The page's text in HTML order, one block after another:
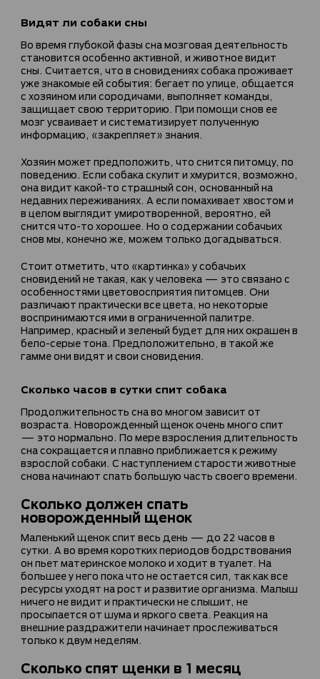
Видят ли собаки сны
Во время глубокой фазы сна мозговая деятельность
становится особенно активной, и животное видит
сны. Считается, что в сновидениях собака проживает
уже знакомые ей события: бегает по улице, общается
с хозяином или сородичами, выполняет команды,
защищает свою территорию. При помощи снов ее
мозг усваивает и систематизирует полученную
информацию, «закрепляет» знания.
Хозяин может предположить, что снится питомцу, по
поведению. Если собака скулит и хмурится, возможно,
она видит какой-то страшный сон, основанный на
недавних переживаниях. А если помахивает хвостом и
в целом выглядит умиротворенной, вероятно, ей
снится что-то хорошее. Но о содержании собачьих
снов мы, конечно же, можем только догадываться.
Стоит отметить, что «картинка» у собачьих
сновидений не такая, как у человека — это связано с
особенностями цветовосприятия питомцев. Они
различают практически все цвета, но некоторые
воспринимаются ими в ограниченной палитре.
Например, красный и зеленый будет для них окрашен в
бело-серые тона. Предположительно, в такой же
гамме они видят и свои сновидения.
Сколько часов в сутки спит собака
Продолжительность сна во многом зависит от
возраста. Новорожденный щенок очень много спит
— это нормально. По мере взросления длительность
сна сокращается и плавно приближается к режиму
взрослой собаки. С наступлением старости животные
снова начинают спать большую часть своего времени.
Сколько должен спать
новорожденный щенок
Маленький щенок спит весь день — до 22 часов в
сутки. А во время коротких периодов бодрствования
он пьет материнское молоко и ходит в туалет. На
большее у него пока что не остается сил, так как все
ресурсы уходят на рост и развитие организма. Малыш
ничего не видит и практически не слышит, не
просыпается от шума и яркого света. Реакция на
внешние раздражители начинает прослеживаться
только к двум неделям.
Сколько спят щенки в 1 месяц